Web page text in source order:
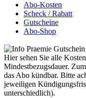
Abo-Kosten
Scheck / Rabatt
Gutscheine
Abo-Shop
Hier sehen Sie alle
Mindestbezugsdauer.
das Abo kündbar. Bitte
jeweiligen
unterschiedlich).